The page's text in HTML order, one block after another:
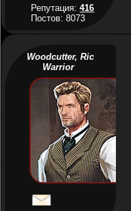
Репутация:416
Постов: 8073
Woodcutter, Ric
Warrior